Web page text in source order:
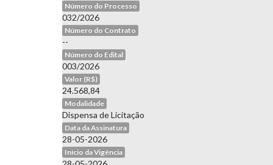
Número do Processo
032/2026
Número do Contrato
--
Número do Edital
003/2026
Valor (R$)
24.568,84
Modalidade
Dispensa de Licitação
Data da Assinatura
28-05-2026
Início da Vigência